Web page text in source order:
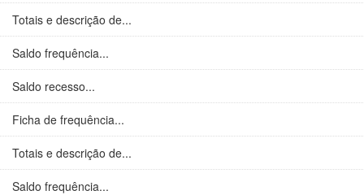
Totais e descrição de...
Saldo frequência...
Saldo recesso...
Ficha de frequência...
Totais e descrição de...
Saldo frequência...